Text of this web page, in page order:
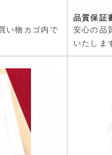
い物カゴ内で
品質保証
安心の品
いたしま